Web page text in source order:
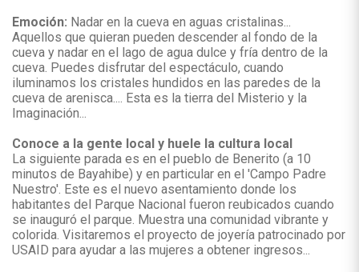
Emoción: Nadar en la cueva en aguas cristalinas...
Aquellos que quieran pueden descender al fondo de la
cueva y nadar en el lago de agua dulce y fría dentro de la
cueva. Puedes disfrutar del espectáculo, cuando
iluminamos los cristales hundidos en las paredes de la
cueva de arenisca.... Esta es la tierra del Misterio y la
Imaginación...
Conoce a la gente local y huele la cultura local
La siguiente parada es en el pueblo de Benerito (a 10
minutos de Bayahibe) y en particular en el 'Campo Padre
Nuestro'. Este es el nuevo asentamiento donde los
habitantes del Parque Nacional fueron reubicados cuando
se inauguró el parque. Muestra una comunidad vibrante y
colorida. Visitaremos el proyecto de joyería patrocinado por
USAID para ayudar a las mujeres a obtener ingresos...